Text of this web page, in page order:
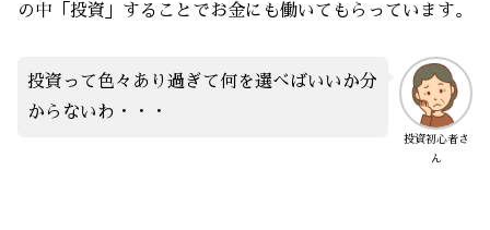
の中「投資」することでお金にも働いてもらっています。
投資初心者さ
ん
投資って色々あり過ぎて何を選べばいいか分
からないわ・・・